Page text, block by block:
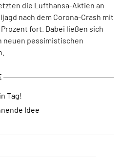
die Lufthansa-Aktien an
nach dem Corona-Crash mit
fort. Dabei ließen sich
neuen pessimistischen
Tag!
Idee